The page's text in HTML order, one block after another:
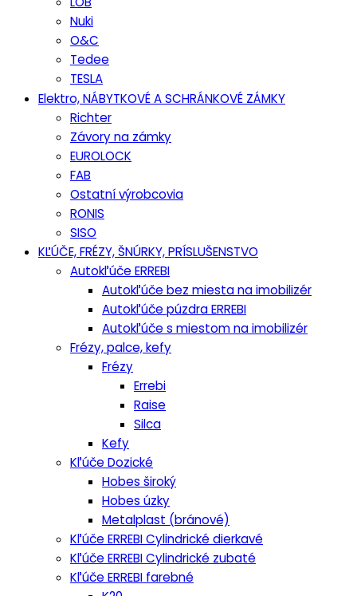
Nuki
O&C
Tedee
TESLA
Elektro, NÁBYTKOVÉ A SCHRÁNKOVÉ ZÁMKY
Richter
Závory na zámky
EUROLOCK
FAB
Ostatní výrobcovia
RONIS
SISO
KĽÚČE, FRÉZY, ŠNÚRKY, PRÍSLUŠENSTVO
Autokľúče ERREBI
Autokľúče bez miesta na imobilizér
Autokľúče púzdra ERREBI
Autokľúče s miestom na imobilizér
Frézy, palce, kefy
Frézy
Errebi
Raise
Silca
Kefy
Kľúče Dozické
Hobes široký
Hobes úzky
Metalplast (bránové)
Kľúče ERREBI Cylindrické dierkavé
Kľúče ERREBI Cylindrické zubaté
Kľúče ERREBI farebné